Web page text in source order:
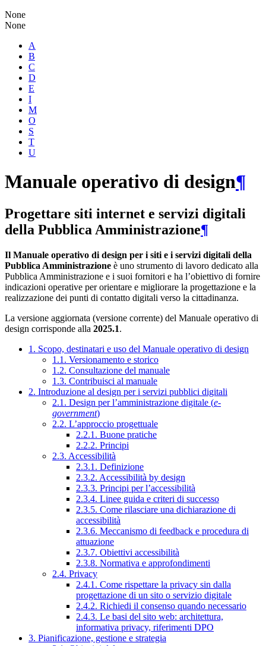
None
None
A
B
C
D
E
I
M
O
S
T
U
Manuale operativo di design¶
Progettare siti internet e servizi digitali
della Pubblica Amministrazione¶
Il Manuale operativo di design per i siti e i servizi digitali della
Pubblica Amministrazione è uno strumento di lavoro dedicato alla
Pubblica Amministrazione e i suoi fornitori e ha l’obiettivo di fornire
indicazioni operative per orientare e migliorare la progettazione e la
realizzazione dei punti di contatto digitali verso la cittadinanza.
La versione aggiornata (versione corrente) del Manuale operativo di
design corrisponde alla 2025.1.
1. Scopo, destinatari e uso del Manuale operativo di design
1.1. Versionamento e storico
1.2. Consultazione del manuale
1.3. Contribuisci al manuale
2. Introduzione al design per i servizi pubblici digitali
2.1. Design per l’amministrazione digitale (e-
government)
2.2. L’approccio progettuale
2.2.1. Buone pratiche
2.2.2. Principi
2.3. Accessibilità
2.3.1. Definizione
2.3.2. Accessibilità by design
2.3.3. Principi per l’accessibilità
2.3.4. Linee guida e criteri di successo
2.3.5. Come rilasciare una dichiarazione di
accessibilità
2.3.6. Meccanismo di feedback e procedura di
attuazione
2.3.7. Obiettivi accessibilità
2.3.8. Normativa e approfondimenti
2.4. Privacy
2.4.1. Come rispettare la privacy sin dalla
progettazione di un sito o servizio digitale
2.4.2. Richiedi il consenso quando necessario
2.4.3. Le basi del sito web: architettura,
informativa privacy, riferimenti DPO
3. Pianificazione, gestione e strategia